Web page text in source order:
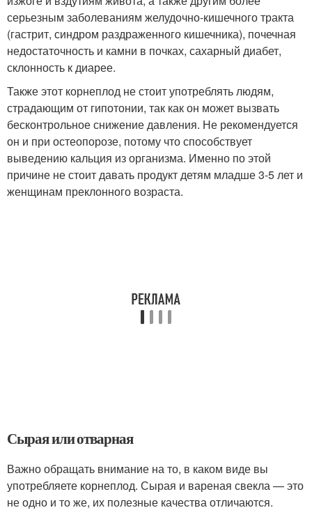
серьезным заболеваниям желудочно-кишечного тракта
(гастрит, синдром раздраженного кишечника), почечная
недостаточность и камни в почках, сахарный диабет,
склонность к диарее.
Также этот корнеплод не стоит употреблять людям,
страдающим от гипотонии, так как он может вызвать
бесконтрольное снижение давления. Не рекомендуется
он и при остеопорозе, потому что способствует
выведению кальция из организма. Именно по этой
причине не стоит давать продукт детям младше 3-5 лет и
женщинам преклонного возраста.
Сырая или отварная
Важно обращать внимание на то, в каком виде вы
употребляете корнеплод. Сырая и вареная свекла — это
не одно и то же, их полезные качества отличаются.